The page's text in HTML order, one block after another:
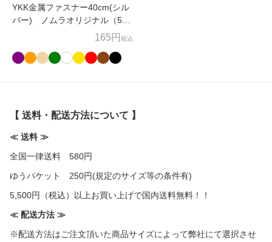
YKK金属ファスナー40cm(シル
バー) ノムラオリジナル（5号
165円 税込
【 送料・配送方法について 】
≪ 送料 ≫
全国一律送料 580円
ゆうパケット 250円(規定のサイズ等の条件有)
5,500円（税込）以上お買い上げで国内送料無料！！
≪ 配送方法 ≫
※配送方法はご注文頂いた商品サイズによって弊社にて選択させ